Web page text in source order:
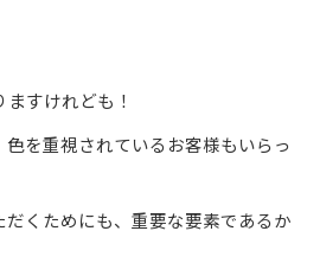
すけれども！
を重視されているお客様もいらっ
くためにも、重要な要素であるか